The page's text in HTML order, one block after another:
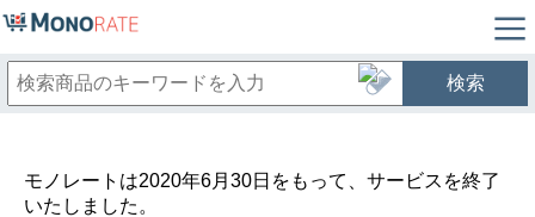
検索
モノレートは2020年6月30日をもって、サービスを終了
いたしました。